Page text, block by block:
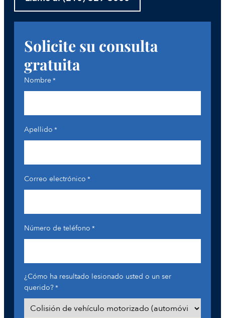
Solicite su consulta
gratuita
Nombre*
Apellido *
Correo electrónico *
Número de teléfono *
¿Cómo ha resultado lesionado usted o un ser
querido?*